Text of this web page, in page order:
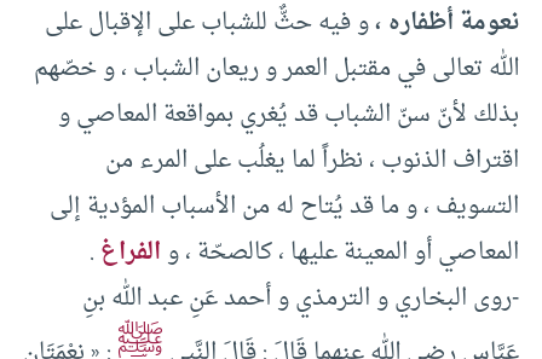
نعومة أظفاره ،و فيه حثٌّ للشباب على الإقبال على
الله تعالى في مقتبل العمر و ريعان الشباب ، و خصّهم
بذلك لأنّ سنّ الشباب قد يُغري بمواقعة المعاصي و
اقتراف الذنوب ، نظراً لما يغلُب على المرء من
التسويف ، و ما قد يُتاح له من الأسباب المؤدية إلى
المعاصي أو المعينة عليها ، كالصحّة ، والفراغ.
-روى البخاري و الترمذي و أحمد عَنِ عبد الله بنِ
ﷺ